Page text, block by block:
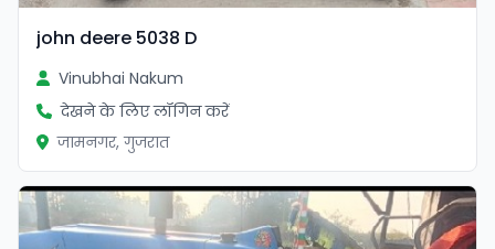
john deere 5038 D
Vinubhai Nakum
देखने के लिए लॉगिन करें
जामनगर, गुजरात